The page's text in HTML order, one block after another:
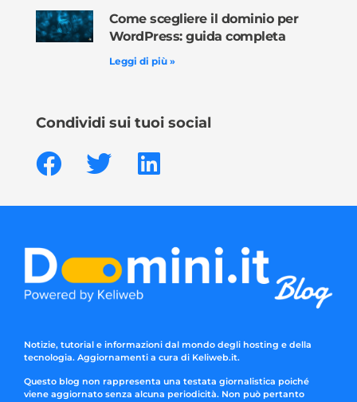
Come scegliere il dominio per
WordPress: guida completa
Leggi di più »
Condividi sui tuoi social
Notizie, tutorial e informazioni dal mondo degli hosting e della
tecnologia. Aggiornamenti a cura di Keliweb.it.
Questo blog non rappresenta una testata giornalistica poiché
viene aggiornato senza alcuna periodicità. Non può pertanto